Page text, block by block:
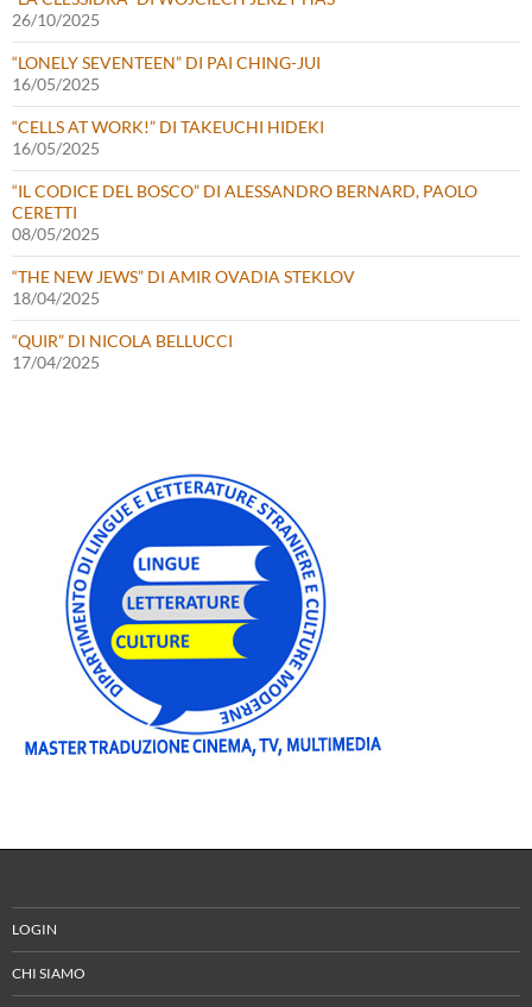
26/10/2025
“LONELY SEVENTEEN” DI PAI CHING-JUI
16/05/2025
“CELLS AT WORK!” DI TAKEUCHI HIDEKI
16/05/2025
“IL CODICE DEL BOSCO” DI ALESSANDRO BERNARD, PAOLO
CERETTI
08/05/2025
“THE NEW JEWS” DI AMIR OVADIA STEKLOV
18/04/2025
“QUIR” DI NICOLA BELLUCCI
17/04/2025
LOGIN
CHI SIAMO